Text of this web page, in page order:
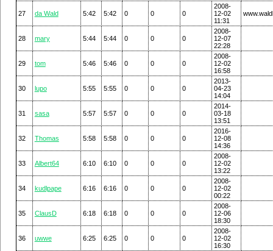
27 da Wald 5:42 5:42 0 0 0
2008-
12-02
11:31
28 mary 5:44 5:44 0 0 0
2008-
12-07
22:28
29 tom 5:46 5:46 0 0 0
2008-
12-02
16:58
30 lupo 5:55 5:55 0 0 0
2013-
04-23
14:04
31 sasa 5:57 5:57 0 0 0
2014-
03-18
13:51
32 Thomas 5:58 5:58 0 0 0
2016-
12-08
14:36
33 Albert64 6:10 6:10 0 0 0
2008-
12-02
13:22
34 kudlpape 6:16 6:16 0 0 0
2008-
12-02
00:22
35 ClausD 6:18 6:18 0 0 0
2008-
12-06
18:30
36 uwwe 6:25 6:25 0 0 0
2008-
12-02
16:30